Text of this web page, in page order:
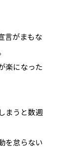
言がまもな
楽になった
まうと数週
を怠らない